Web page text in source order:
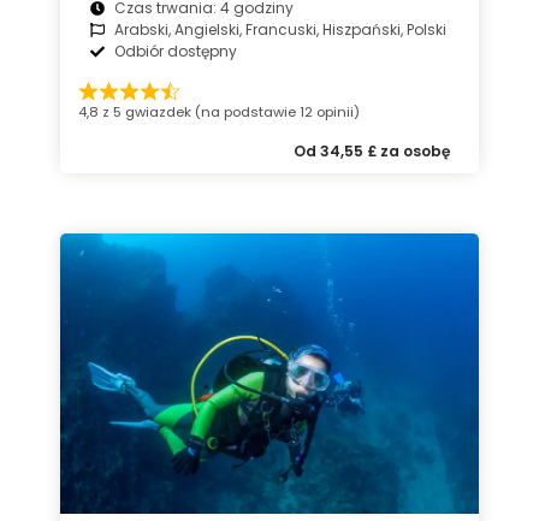
Czas trwania: 4 godziny
Arabski, Angielski, Francuski, Hiszpański, Polski
Odbiór dostępny
4,8 z 5 gwiazdek (na podstawie 12 opinii)
Od 34,55 £ za osobę